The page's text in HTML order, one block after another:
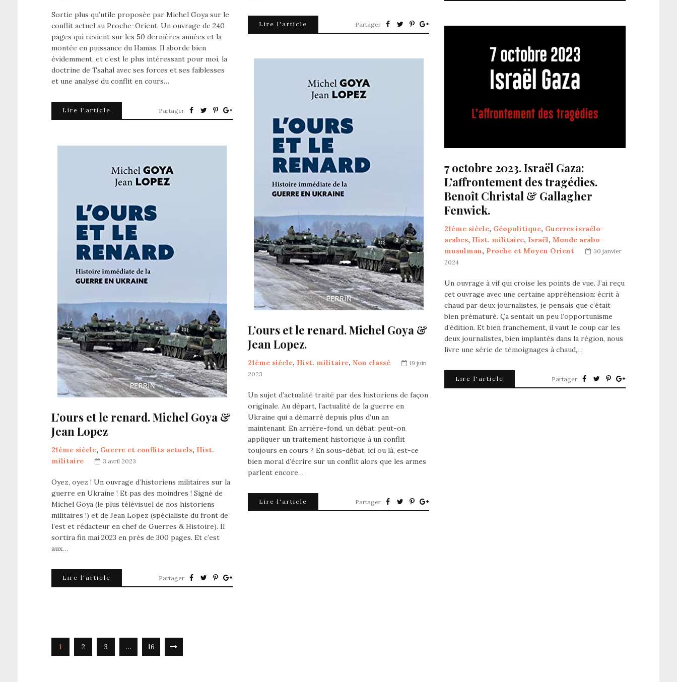
Lire l'article Partager
Sortie plus qu’utile proposée par Michel Goya sur le
conflit actuel au Proche-Orient. Un ouvrage de 240
pages qui revient sur les 50 dernières années et la
montée en puissance du Hamas. Il aborde bien
évidemment, et c’est le plus intéressant pour moi, la
doctrine de Tsahal avec ses forces et ses faiblesses
et une analyse du conflit en cours…
Lire l'article Partager
7 octobre 2023. Israël Gaza:
L’affrontement des tragédies.
Benoît Christal & Gallagher
Fenwick.
21ème siècle, Géopolitique, Guerres israélo-
arabes, Hist. militaire, Israël, Monde arabo-
musulman, Proche et Moyen Orient
30 janvier
2024
Un ouvrage à vif qui croise les points de vue. J’ai reçu
cet ouvrage avec une certaine appréhension: écrit à
chaud par deux journalistes, je pensais que c’était
bien prématuré. Ça sentait un peu l’opportunisme
d’édition. Et bien franchement, il vaut le coup car les
deux journalistes, bien implantés dans la région, nous
livre une série de témoignages à chaud,…
Lire l'article Partager
L’ours et le renard. Michel Goya &
Jean Lopez.
21ème siècle, Hist. militaire, Non classé
19 juin
2023
Un sujet d’actualité traité par des historiens de façon
originale. Au départ, l’actualité de la guerre en
Ukraine qui a démarré depuis plus d’un an
maintenant. En arrière-fond, un débat: peut-on
appliquer un traitement historique à un conflit
toujours en cours ? En sous-débat, ici ou là, est-ce
bien moral d’écrire sur un conflit alors que les armes
parlent encore…
Lire l'article Partager
L’ours et le renard. Michel Goya &
Jean Lopez
21ème siècle, Guerre et conflits actuels, Hist.
militaire
3 avril 2023
Oyez, oyez ! Un ouvrage d’historiens militaires sur la
guerre en Ukraine ! Et pas des moindres ! Signé de
Michel Goya (le plus télévisuel de nos historiens
militaires !) et de Jean Lopez (spécialiste du front de
l’est et rédacteur en chef de Guerres & Histoire). Il
sortira fin mai 2023 en près de 300 pages. Et c’est
aux…
Lire l'article Partager
1 2 3 … 16